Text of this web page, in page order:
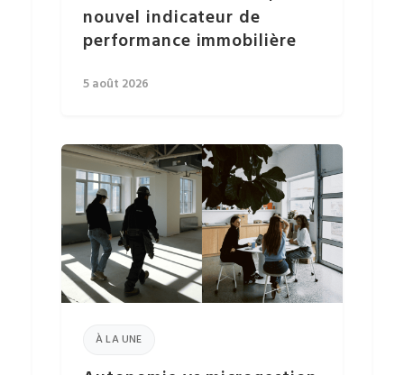
nouvel indicateur de
performance immobilière
5 août 2026
À LA UNE